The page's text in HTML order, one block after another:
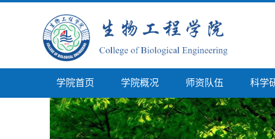
学院首页 学院概况 师资队伍 科学